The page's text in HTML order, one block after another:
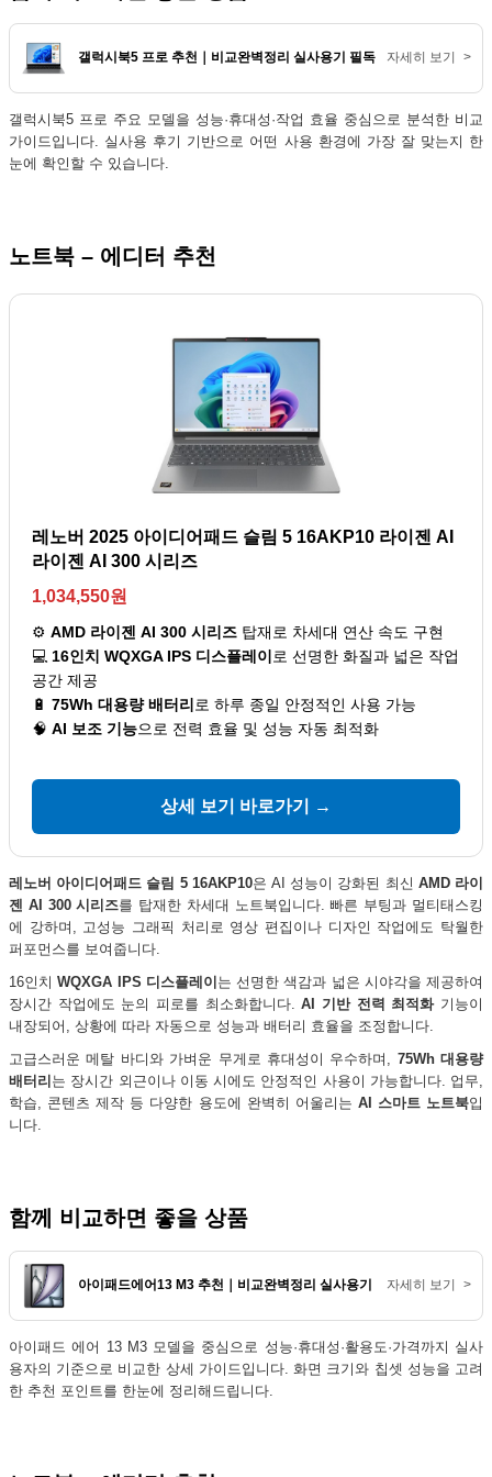
갤럭시북5 프로 추천｜비교완벽정리 실사용기 필독 TOP3자세히 보기 >
갤럭시북5 프로 주요 모델을 성능·휴대성·작업 효율 중심으로 분석한 비교
가이드입니다. 실사용 후기 기반으로 어떤 사용 환경에 가장 잘 맞는지 한
눈에 확인할 수 있습니다.
노트북 – 에디터 추천
레노버 2025 아이디어패드 슬림 5 16AKP10 라이젠 AI
라이젠 AI 300 시리즈
1,034,550원
⚙️ AMD 라이젠 AI 300 시리즈 탑재로 차세대 연산 속도 구현
💻 16인치 WQXGA IPS 디스플레이로 선명한 화질과 넓은 작업
공간 제공
🔋 75Wh 대용량 배터리로 하루 종일 안정적인 사용 가능
🧠 AI 보조 기능으로 전력 효율 및 성능 자동 최적화
상세 보기 바로가기 →
레노버 아이디어패드 슬림 5 16AKP10은 AI 성능이 강화된 최신 AMD 라이
젠 AI 300 시리즈를 탑재한 차세대 노트북입니다. 빠른 부팅과 멀티태스킹
에 강하며, 고성능 그래픽 처리로 영상 편집이나 디자인 작업에도 탁월한
퍼포먼스를 보여줍니다.
16인치WQXGA IPS 디스플레이는 선명한 색감과 넓은 시야각을 제공하여
장시간 작업에도 눈의 피로를 최소화합니다.AI 기반 전력 최적화기능이
내장되어, 상황에 따라 자동으로 성능과 배터리 효율을 조정합니다.
고급스러운 메탈 바디와 가벼운 무게로 휴대성이 우수하며, 75Wh 대용량
배터리는 장시간 외근이나 이동 시에도 안정적인 사용이 가능합니다. 업무,
학습, 콘텐츠 제작 등 다양한 용도에 완벽히 어울리는 AI 스마트 노트북입
니다.
함께 비교하면 좋을 상품
아이패드에어13 M3 추천｜비교완벽정리 실사용기 필독 TOP3
자세히 보기 >
아이패드 에어 13 M3 모델을 중심으로 성능·휴대성·활용도·가격까지 실사
용자의 기준으로 비교한 상세 가이드입니다. 화면 크기와 칩셋 성능을 고려
한 추천 포인트를 한눈에 정리해드립니다.